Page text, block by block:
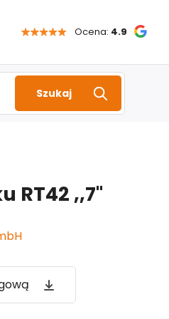
Ocena: 4.9
Szukaj
RT42 ,,7"